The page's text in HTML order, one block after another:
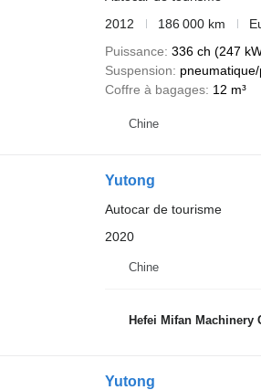
2012
186 000 km
Puissance 336 ch (247
Suspension
Coffre à bagages 12 m³
Chine
Yutong
Autocar de tourisme
2020
Chine
Hefei Mifan Machinery
Yutong